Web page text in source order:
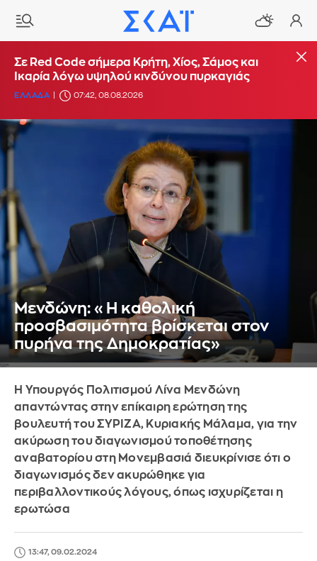
Σε Red Code σήμερα Κρήτη, Χίος, Σάμος και
Ικαρία λόγω υψηλού κινδύνου πυρκαγιάς
ΕΛΛΑΔΑ 07:42, 08.08.2026
Μενδώνη: «Η καθολική
προσβασιμότητα βρίσκεται στον
πυρήνα της Δημοκρατίας»
Η Υπουργός Πολιτισμού Λίνα Μενδώνη
απαντώντας στην επίκαιρη ερώτηση της
βουλευτή του ΣΥΡΙΖΑ, Κυριακής Μάλαμα, για την
ακύρωση του διαγωνισμού τοποθέτησης
αναβατορίου στη Μονεμβασιά διευκρίνισε ότι ο
διαγωνισμός δεν ακυρώθηκε για
περιβαλλοντικούς λόγους, όπως ισχυρίζεται η
ερωτώσα
13:47, 09.02.2024